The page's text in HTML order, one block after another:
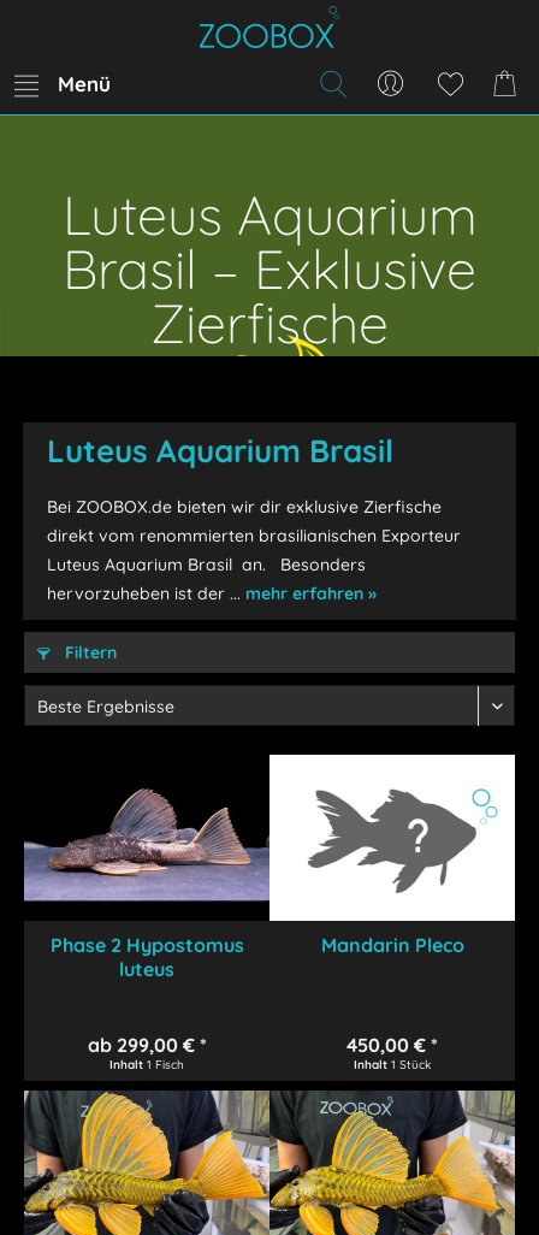
Menü
Luteus Aquarium
Brasil – Exklusive
Zierfische
Luteus Aquarium Brasil
Bei ZOOBOX.de bieten wir dir exklusive Zierfische
direkt vom renommierten brasilianischen Exporteur
Luteus Aquarium Brasil an. Besonders
hervorzuheben ist der ... mehr erfahren »
Filtern
Phase 2 Hypostomus
luteus
ab 299,00 € *
Inhalt1 Fisch
Mandarin Pleco
450,00 € *
Inhalt1 Stück